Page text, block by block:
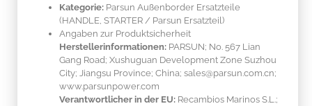
Kategorie: Parsun Außenborder Ersatzteile
(HANDLE, STARTER / Parsun Ersatzteil)
Angaben zur Produktsicherheit
Herstellerinformationen: PARSUN; No. 567 Lian
Gang Road; Xushuguan Development Zone Suzhou
City; Jiangsu Province; China; sales@parsun.com.cn;
www.parsunpower.com
Verantwortlicher in der EU: Recambios Marinos S.L.;